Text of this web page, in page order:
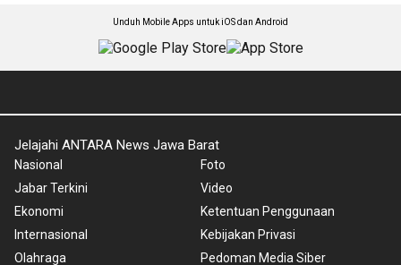
Unduh Mobile Apps untuk iOS dan Android
Jelajahi ANTARA News Jawa Barat
Nasional
Jabar Terkini
Ekonomi
Internasional
Olahraga
Foto
Video
Ketentuan Penggunaan
Kebijakan Privasi
Pedoman Media Siber